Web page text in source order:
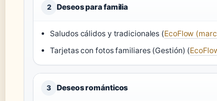
2 Deseos para familia
Saludos cálidos y tradicionales (EcoFlow
Tarjetas con fotos familiares (Gestión) (
3 Deseos románticos